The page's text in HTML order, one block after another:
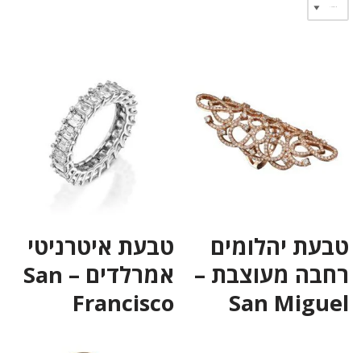
טבעת יהלומים
רחבה מעוצבת –
San Miguel
טבעת איטרניטי
אמרלדים – San
Francisco